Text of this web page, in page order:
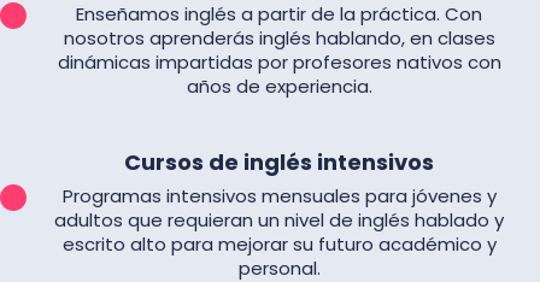
Enseñamos inglés a partir de la práctica. Con
nosotros aprenderás inglés hablando, en clases
dinámicas impartidas por profesores nativos con
años de experiencia.
Cursos de inglés intensivos
Programas intensivos mensuales para jóvenes y
adultos que requieran un nivel de inglés hablado y
escrito alto para mejorar su futuro académico y
personal.